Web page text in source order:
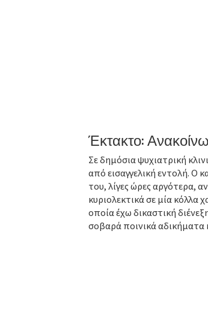
Έκτακτο:
Σε δημόσια ψυχιατρική
από εισαγγελική εντολή. Ο
του, λίγες ώρες αργότερα,
κυριολεκτικά σε μία κόλλα
οποία έχω δικαστική
σοβαρά ποινικά